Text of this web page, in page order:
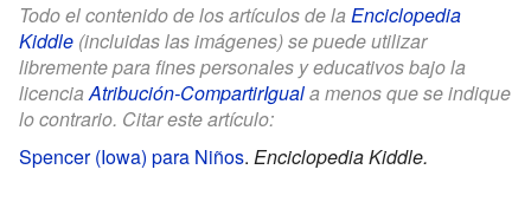
Todo el contenido de los artículos de la Enciclopedia
Kiddle (incluidas las imágenes) se puede utilizar
libremente para fines personales y educativos bajo la
licenciaAtribución-CompartirIguala menos que se indique
lo contrario. Citar este artículo:
Spencer (Iowa) para Niños. Enciclopedia Kiddle.